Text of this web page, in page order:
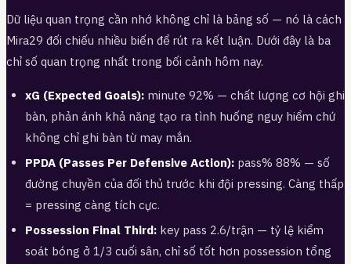
Dữ liệu quan trọng cần nhớ không chỉ là bảng số — nó là cách
Mira29 đối chiếu nhiều biến để rút ra kết luận. Dưới đây là ba
chỉ số quan trọng nhất trong bối cảnh hôm nay.
xG (Expected Goals): minute 92% — chất lượng cơ hội ghi
bàn, phản ánh khả năng tạo ra tình huống nguy hiểm chứ
không chỉ ghi bàn từ may mắn.
PPDA (Passes Per Defensive Action): pass% 88% — số
đường chuyền của đối thủ trước khi đội pressing. Càng thấp
= pressing càng tích cực.
Possession Final Third: key pass 2.6/trận — tỷ lệ kiểm
soát bóng ở 1/3 cuối sân, chỉ số tốt hơn possession tổng